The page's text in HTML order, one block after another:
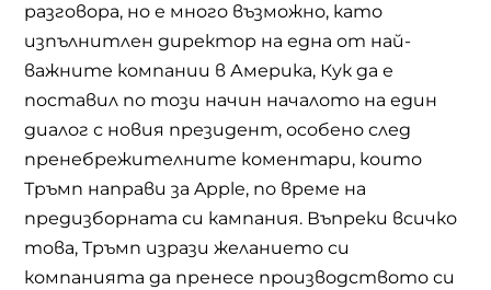
разговора, но е много възможно, като
изпълнитлен директор на една от най-
важните компании в Америка, Кук да е
поставил по този начин началото на един
диалог с новия президент, особено след
пренебрежителните коментари, които
Тръмп направи заApple, по време на
предизборната си кампания. Въпреки всичко
това, Тръмп изрази желанието си
компанията да пренесе производството си